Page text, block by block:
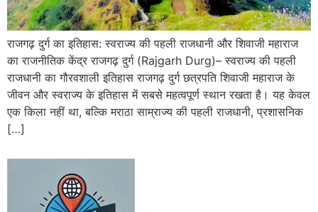
राजगढ़ दुर्ग का इतिहास: स्वराज्य की पहली राजधानी और शिवाजी महाराज
का राजनीतिक केंद्र राजगढ़ दुर्ग (Rajgarh Durg)– स्वराज्य की पहली
राजधानी का गौरवशाली इतिहास राजगढ़ दुर्ग छत्रपति शिवाजी महाराज के
जीवन और स्वराज्य के इतिहास में सबसे महत्वपूर्ण स्थान रखता है। यह केवल
एक किला नहीं था, बल्कि मराठा साम्राज्य की पहली राजधानी, प्रशासनिक
[…]